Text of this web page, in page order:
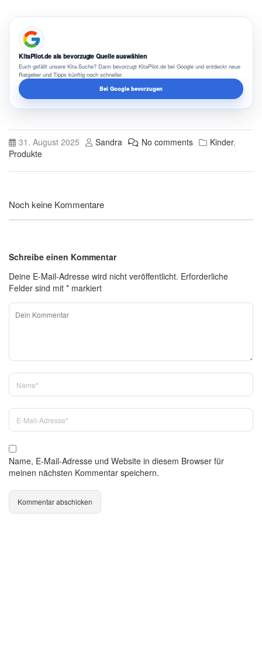
KitaPilot.de als bevorzugte Quelle auswählen
Euch gefällt unsere Kita-Suche? Dann bevorzugt KitaPilot.de bei Google und entdeckt neue
Ratgeber und Tipps künftig noch schneller.
Bei Google bevorzugen
31. August 2025 Sandra No comments Kinder,
Produkte
Noch keine Kommentare
Schreibe einen Kommentar
Deine E-Mail-Adresse wird nicht veröffentlicht. Erforderliche
Felder sind mit * markiert
Name, E-Mail-Adresse und Website in diesem Browser für
meinen nächsten Kommentar speichern.